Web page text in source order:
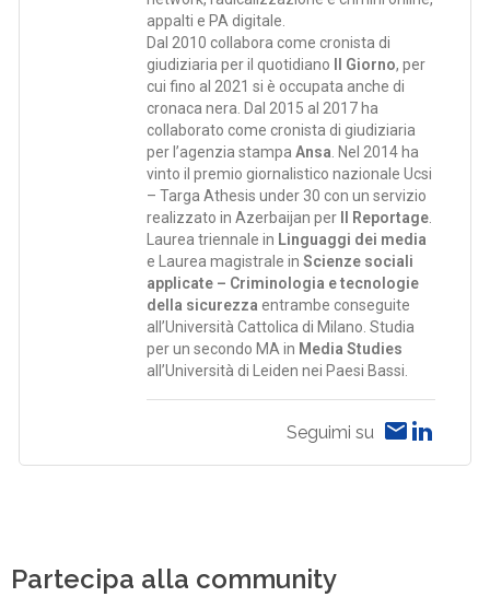
appalti e PA digitale.
Dal 2010 collabora come cronista di
giudiziaria per il quotidiano
Il Giorno, per
cui fino al 2021 si è occupata anche di
cronaca nera. Dal 2015 al 2017 ha
collaborato come cronista di giudiziaria
per l’agenzia stampaAnsa . Nel 2014 ha
vinto il premio giornalistico nazionale Ucsi
– Targa Athesis under 30 con un servizio
realizzato in Azerbaijan per
Il Reportage
Laurea triennale in Linguaggi dei media
e Laurea magistrale inScienze sociali
applicate – Criminologia e tecnologie
della sicurezza entrambe conseguite
all’Università Cattolica di Milano. Studia
per un secondo MA in Media Studies
all’Università di Leiden nei Paesi Bassi.
Seguimi su
Partecipa alla community